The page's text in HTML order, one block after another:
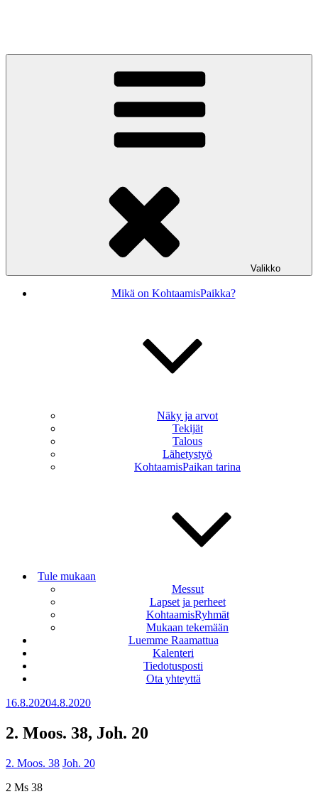
Valikko
Mikä on KohtaamisPaikka?
Näky ja arvot
Tekijät
Talous
Lähetystyö
KohtaamisPaikan tarina
Tule mukaan
Messut
Lapset ja perheet
KohtaamisRyhmät
Mukaan tekemään
Luemme Raamattua
Kalenteri
Tiedotusposti
Ota yhteyttä
Julkaistu
16.8.20204.8.2020
2. Moos. 38, Joh. 20
2. Moos. 38 Joh. 20
2 Ms 38